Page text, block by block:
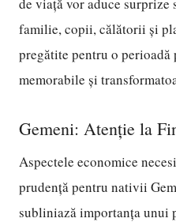
familie, copii, călătorii și
pregătite pentru o perioadă
memorabile și
Gemeni: Atenție la
Aspectele economice
prudență pentru nativii
subliniază importanța unui